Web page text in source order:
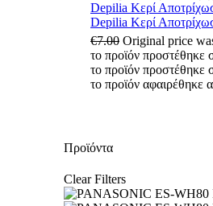
Depilia Κερί
Depilia Κερί
€7.00 Original price
το προϊόν προστέθηκε
το προϊόν προστέθηκε
το προϊόν αφαιρέθηκε
Προϊόντα
Clear Filters